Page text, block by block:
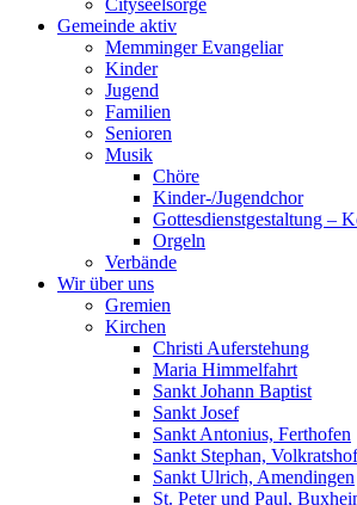
Cityseelsorge
Gemeinde aktiv
Memminger Evangeliar
Kinder
Jugend
Familien
Senioren
Musik
Chöre
Kinder-/Jugendchor
Gottesdienstgestaltung –
Orgeln
Verbände
Wir über uns
Gremien
Kirchen
Christi Auferstehung
Maria Himmelfahrt
Sankt Johann Baptist
Sankt Josef
Sankt Antonius, Ferthofen
Sankt Stephan,
Sankt Ulrich, Amendingen
St. Peter und Paul,